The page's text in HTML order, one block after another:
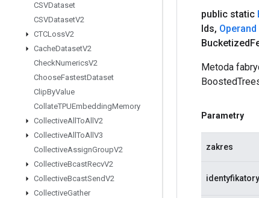
CSVDataset
CSVDatasetV2
CTCLossV2
CacheDatasetV2
CheckNumericsV2
ChooseFastestDataset
ClipByValue
CollateTPUEmbeddingMemory
CollectiveAll ToAll V2
CollectiveAll ToAll V3
CollectiveAssignGroupV2
CollectiveBcastRecvV2
CollectiveBcastSendV2
CollectiveGather
public static
Ids, Operand
Bucketized
Metoda
Parametry
zakres